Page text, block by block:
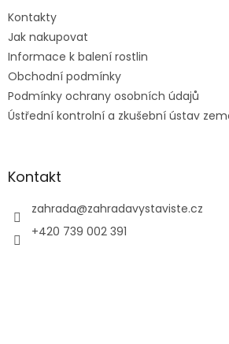
Kontakty
Jak nakupovat
Informace k balení rostlin
Obchodní podmínky
Podmínky ochrany osobních údajů
Ústřední kontrolní a zkušební ústav
Kontakt
zahrada@zahradavystaviste.cz
+420 739 002 391